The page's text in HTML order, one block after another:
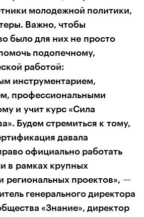
молодежной политики,
Важно, чтобы
было для них не просто
подопечному,
работой:
инструментарием,
профессиональными
и учит курс «Сила
Будем стремиться к тому,
давала
официально работать
в рамках крупных
региональных проектов», —
генерального директора
«Знание», директор